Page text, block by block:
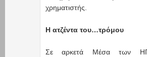
χρηματιστής.
Η ατζέντα του…τρόμου
Σε αρκετά Μέσα των